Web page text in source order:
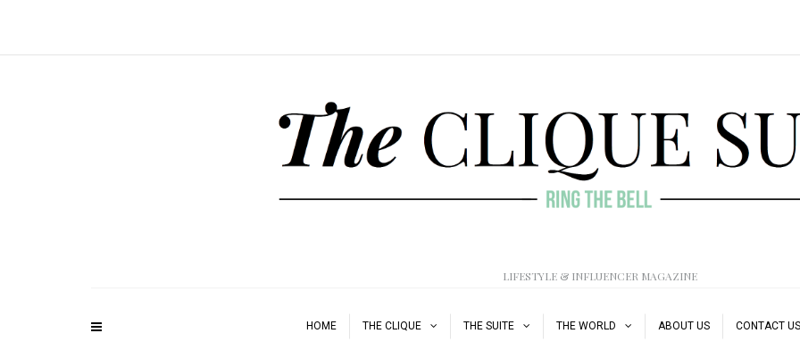
LIFESTYLE & INFLUENCER MAGAZINE
HOME THE CLIQUE THE SUITE THE WORLD ABOUT US CONTACT US